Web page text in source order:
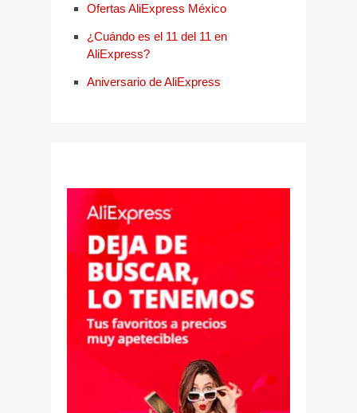
Ofertas AliExpress México
¿Cuándo es el 11 del 11 en
AliExpress?
Aniversario de AliExpress